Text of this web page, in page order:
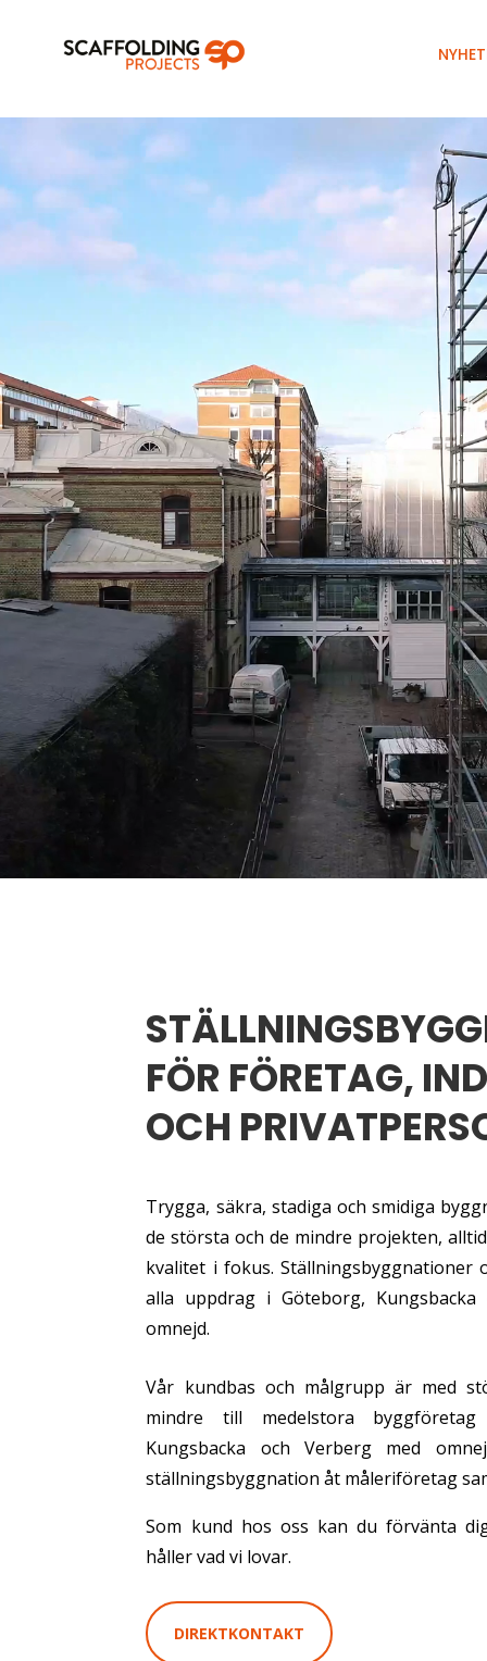
FÖR FÖRETAG,
OCH
Trygga, säkra, stadiga och smidiga
de största och de mindre projekten,
kvalitet i fokus. Ställningsbyggnationer
alla uppdrag i Göteborg, Kungsbacka
omnejd.
Vår kundbas och målgrupp är med
mindre till medelstora
Kungsbacka och Verberg med
ställningsbyggnation åt måleriföretag
Som kund hos oss kan du förvänta
håller vad vi lovar.
DIREKTKONTAKT